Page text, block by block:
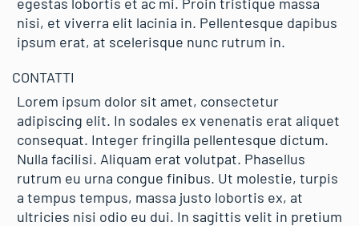
nisi, et viverra elit lacinia in. Pellentesque dapibus
ipsum erat, at scelerisque nunc rutrum in.
CONTATTI
Lorem ipsum dolor sit amet, consectetur
adipiscing elit. In sodales ex venenatis erat aliquet
consequat. Integer fringilla pellentesque dictum.
Nulla facilisi. Aliquam erat volutpat. Phasellus
rutrum eu urna congue finibus. Ut molestie, turpis
a tempus tempus, massa justo lobortis ex, at
ultricies nisi odio eu dui. In sagittis velit in pretium